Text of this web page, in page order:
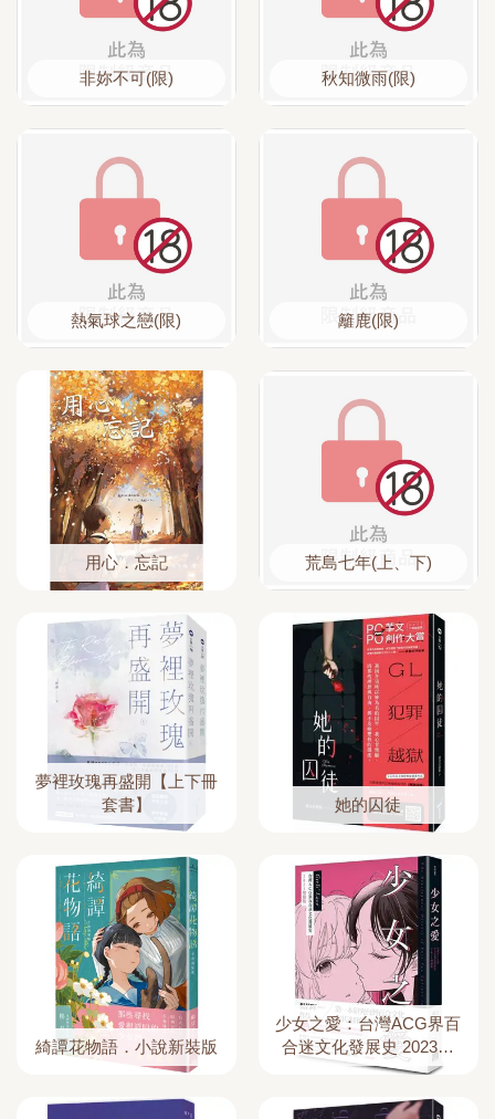
非妳不可(限) 秋知微雨(限)
熱氣球之戀(限) 籬鹿(限)
用心．忘記 荒島七年(上、下)
夢裡玫瑰再盛開【上下冊
套書】
她的囚徒
綺譚花物語．小說新裝版
少女之愛：台灣ACG界百
合迷文化發展史 2023增
修版